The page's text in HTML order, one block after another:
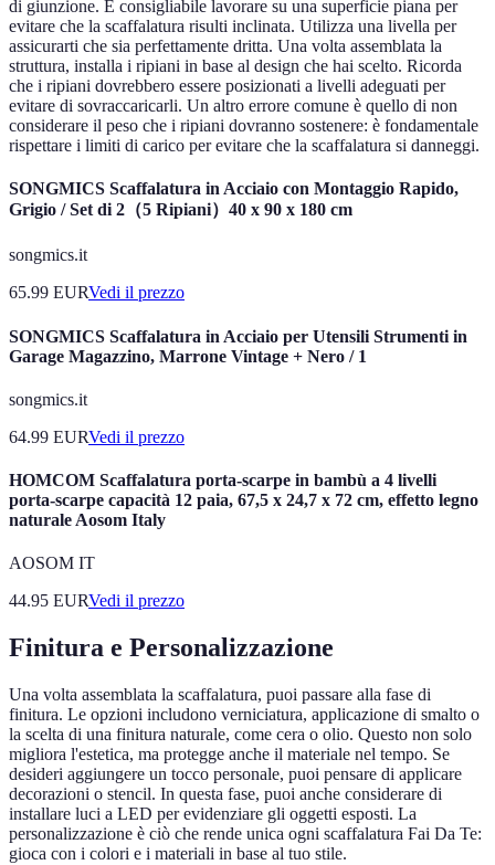
di giunzione. È consigliabile lavorare su una superficie piana per
evitare che la scaffalatura risulti inclinata. Utilizza una livella per
assicurarti che sia perfettamente dritta. Una volta assemblata la
struttura, installa i ripiani in base al design che hai scelto. Ricorda
che i ripiani dovrebbero essere posizionati a livelli adeguati per
evitare di sovraccaricarli. Un altro errore comune è quello di non
considerare il peso che i ripiani dovranno sostenere: è fondamentale
rispettare i limiti di carico per evitare che la scaffalatura si danneggi.
SONGMICS Scaffalatura in Acciaio con Montaggio Rapido,
Grigio / Set di 2（5 Ripiani）40 x 90 x 180 cm
songmics.it
65.99 EURVedi il prezzo
SONGMICS Scaffalatura in Acciaio per Utensili Strumenti in
Garage Magazzino, Marrone Vintage + Nero / 1
songmics.it
64.99 EURVedi il prezzo
HOMCOM Scaffalatura porta-scarpe in bambù a 4 livelli
porta-scarpe capacità 12 paia, 67,5 x 24,7 x 72 cm, effetto legno
naturale Aosom Italy
AOSOM IT
44.95 EURVedi il prezzo
Finitura e Personalizzazione
Una volta assemblata la scaffalatura, puoi passare alla fase di
finitura. Le opzioni includono verniciatura, applicazione di smalto o
la scelta di una finitura naturale, come cera o olio. Questo non solo
migliora l'estetica, ma protegge anche il materiale nel tempo. Se
desideri aggiungere un tocco personale, puoi pensare di applicare
decorazioni o stencil. In questa fase, puoi anche considerare di
installare luci a LED per evidenziare gli oggetti esposti. La
personalizzazione è ciò che rende unica ogni scaffalatura Fai Da Te:
gioca con i colori e i materiali in base al tuo stile.